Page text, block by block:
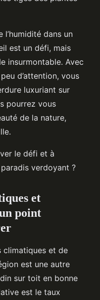
l’humidité dans un
est un défi, mais
insurmontable. Avec
d’attention, vous
luxuriant sur
pourrez vous
de la nature,
le défi et à
verdoyant ?
et
point
climatiques et de
est une autre
sur toit en bonne
est le taux